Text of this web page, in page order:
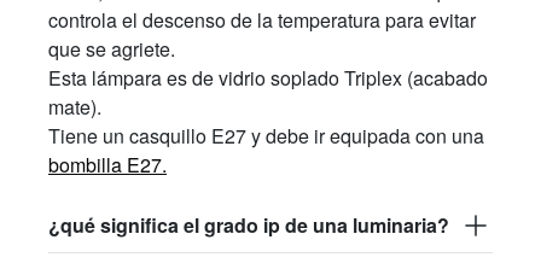
controla el descenso de la temperatura para evitar
que se agriete.
Esta lámpara es de vidrio soplado Triplex (acabado
mate).
Tiene un casquillo E27 y debe ir equipada con una
bombilla E27.
¿qué significa el grado ip de una luminaria?